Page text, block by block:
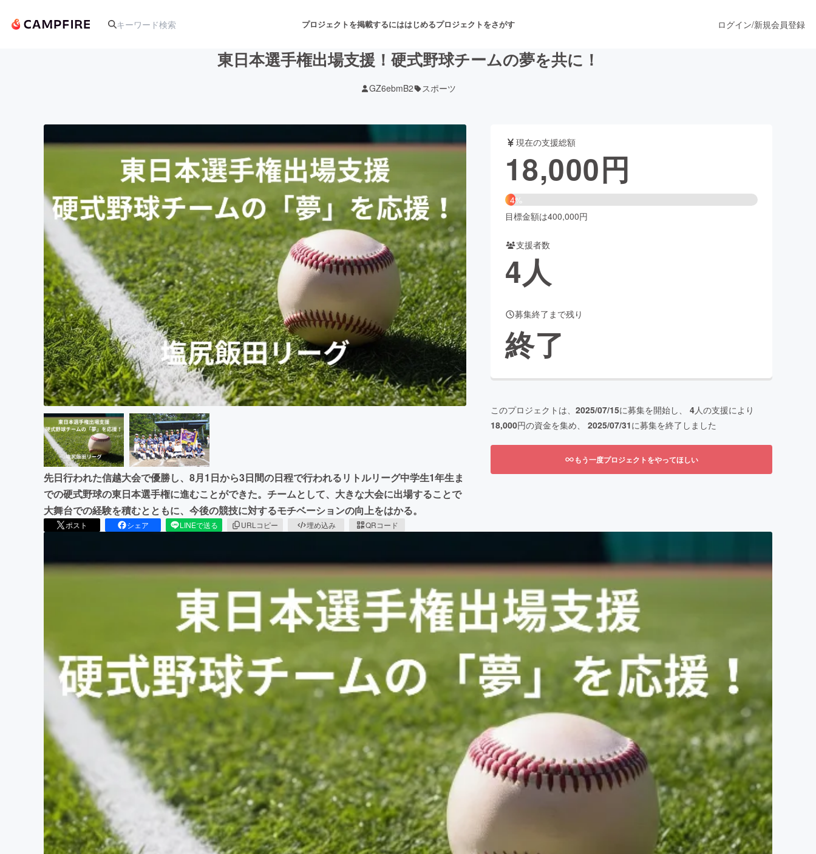
プロジェクトを掲載するにははじめるプロジェクトをさがす
アート・写真 音楽 舞台・パフォーマンス
テクノロジー・ガジェット ゲーム・サービス開発 ファッション
映像・映画 書籍・雑誌出版 アニメ・漫画
ビジネス・起業 チャレンジ ビューティー・ヘルスケア
まちづくり・地域活性化
CAMPFIRE for Social GoodCAMPFIRE Creation
CAMPFIREふるさと納税machi-yaコミュニティ
ログイン/新規会員登録
東日本選手権出場支援！硬式野球チームの夢を共に！
GZ6ebmB2 スポーツ
先日行われた信越大会で優勝し、8月1日から3日間の日程で行われるリトルリーグ中学生1年生ま
での硬式野球の東日本選手権に進むことができた。チームとして、大きな大会に出場することで
大舞台での経験を積むとともに、今後の競技に対するモチベーションの向上をはかる。
ポスト シェア LINEで送る URLコピー 埋め込み QRコード
現在の支援総額
18,000円
4%
目標金額は400,000円
支援者数
4人
募集終了まで残り
終了
このプロジェクトは、 2025/07/15に募集を開始し、 4人の支援により
18,000円の資金を集め、 2025/07/31に募集を終了しました
もう一度プロジェクトをやってほしい